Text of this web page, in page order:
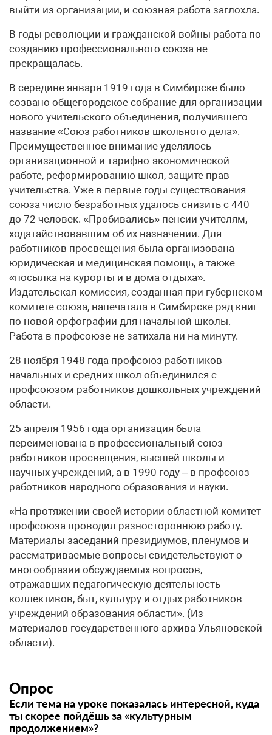
выйти из организации, и союзная работа заглохла.
В годы революции и гражданской войны работа по
созданию профессионального союза не
прекращалась.
В середине января 1919 года в Симбирске было
созвано общегородское собрание для организации
нового учительского объединения, получившего
название «Союз работников школьного дела».
Преимущественное внимание уделялось
организационной и тарифно-экономической
работе, реформированию школ, защите прав
учительства. Уже в первые годы существования
союза число безработных удалось снизить с 440
до 72 человек. «Пробивались» пенсии учителям,
ходатайствовавшим об их назначении. Для
работников просвещения была организована
юридическая и медицинская помощь, а также
«посылка на курорты и в дома отдыха».
Издательская комиссия, созданная при губернском
комитете союза, напечатала в Симбирске ряд книг
по новой орфографии для начальной школы.
Работа в профсоюзе не затихала ни на минуту.
28 ноября 1948 года профсоюз работников
начальных и средних школ объединился с
профсоюзом работников дошкольных учреждений
области.
25 апреля 1956 года организация была
переименована в профессиональный союз
работников просвещения, высшей школы и
научных учреждений, а в 1990 году – в профсоюз
работников народного образования и науки.
«На протяжении своей истории областной комитет
профсоюза проводил разностороннюю работу.
Материалы заседаний президиумов, пленумов и
рассматриваемые вопросы свидетельствуют о
многообразии обсуждаемых вопросов,
отражавших педагогическую деятельность
коллективов, быт, культуру и отдых работников
учреждений образования области». (Из
материалов государственного архива Ульяновской
области).
Опрос
Если тема на уроке показалась интересной, куда
ты скорее пойдёшь за «культурным
продолжением»?